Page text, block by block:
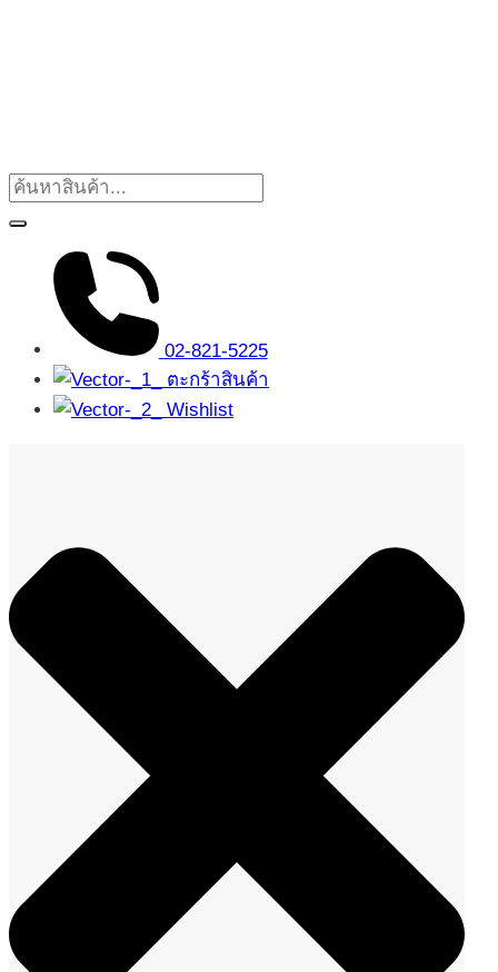
02-821-5225
ตะกร้าสินค้า
Wishlist